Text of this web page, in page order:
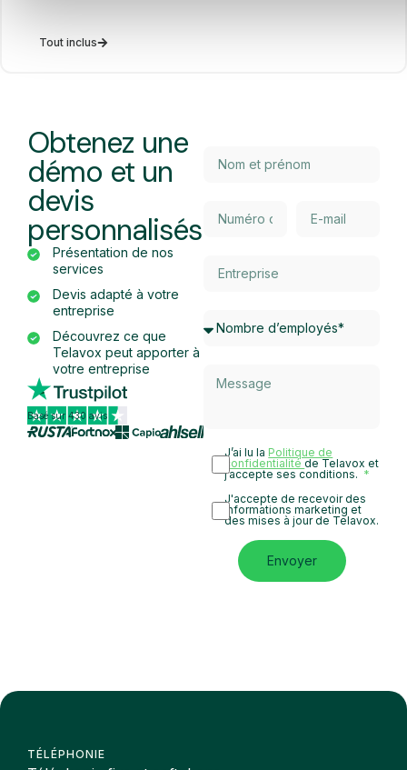
Tout inclus
Obtenez une
démo et un
devis
personnalisés
Présentation de nos
services
Devis adapté à votre
entreprise
Découvrez ce que
Telavox peut apporter à
votre entreprise
Basé sur 430 avis
J’ai lu la Politique de
confidentialitéde Telavox et
j’accepte ses conditions.
J'accepte de recevoir des
informations marketing et
des mises à jour de Telavox.
Envoyer
TÉLÉPHONIE